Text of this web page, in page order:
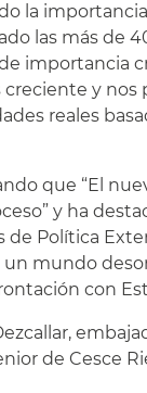
la
las más de
importancia
creciente y
reales
que “El
y ha
Política
mundo
con
de Cesce